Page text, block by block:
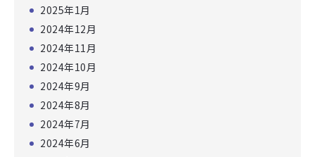
2025年1月
2024年12月
2024年11月
2024年10月
2024年9月
2024年8月
2024年7月
2024年6月